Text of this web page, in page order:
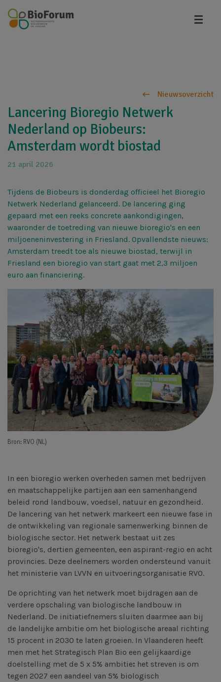
Nieuwsoverzicht
Lancering Bioregio Netwerk
Nederland op Biobeurs:
Amsterdam wordt biostad
21 april 2026
Tijdens de Biobeurs is donderdag officieel het Bioregio
Netwerk Nederland gelanceerd. De lancering ging
gepaard met een reeks concrete aankondigingen,
waaronder de toetreding van nieuwe bioregio's en een
miljoeneninvestering in Friesland. Opvallendste nieuws:
Amsterdam treedt toe als nieuwe biostad, terwijl in
Friesland een bioregio van start gaat met 2,3 miljoen
euro aan financiering.
Bron: RVO (NL)
In een bioregio werken overheden samen met bedrijven
en maatschappelijke partijen aan een samenhangend
beleid rond landbouw, voedsel, natuur en gezondheid.
De lancering van het netwerk markeert een nieuwe fase in
de ontwikkeling van regionale samenwerking binnen de
biologische sector. Het netwerk bestaat uit zes
bioregio's, dertien gemeenten, een aspirant-regio en acht
provincies. Deze deelnemers worden ondersteund vanuit
het ministerie van LVVN en uitvoeringsorganisatie RVO.
De oprichting van het netwerk moet bijdragen aan de
verdere opschaling van biologische landbouw in
Nederland. De initiatiefnemers sluiten daarmee aan bij
de landelijke ambitie om het biologische areaal richting
15 procent in 2030 te laten groeien. In Vlaanderen heeft
men met het Strategisch Plan Bio een gelijkaardige
doelstelling met de 5 x 5% ambitie: het streven is om
tegen 2027 een aandeel van 5% biologisch